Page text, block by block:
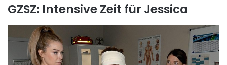
GZSZ: Intensive Zeit für Jessica